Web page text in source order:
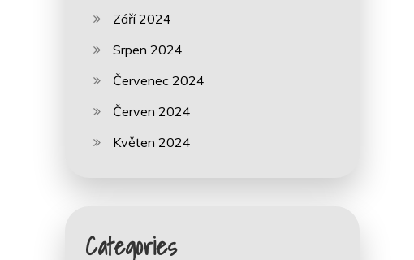
Září 2024
Srpen 2024
Červenec 2024
Červen 2024
Květen 2024
Categories